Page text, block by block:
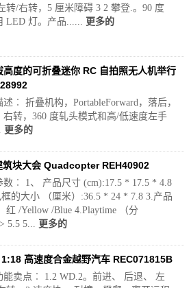
转/右转，5 厘米障碍 3 2 攀登.。90 度
LED 灯。产品...... 更多的
高度的可折叠迷你 RC 自拍照无人机举行
述︰ 折叠机构，PortableForward，落后，
右转，360 度轧头模式和高/低速度左手
更多的
筑块大会 Quadcopter REH40902
数︰ 1、 产品尺寸 (cm):17.5 * 17.5 * 4.8
的大小 （厘米）:36.5 * 24 * 7.8 3.产品
红 /Yellow /Blue 4.Playtime （分
5.5 5... 更多的
高速度合金越野汽车 REC071815B
能卖点︰ 1.2 WD.2。前进、 后退、 左